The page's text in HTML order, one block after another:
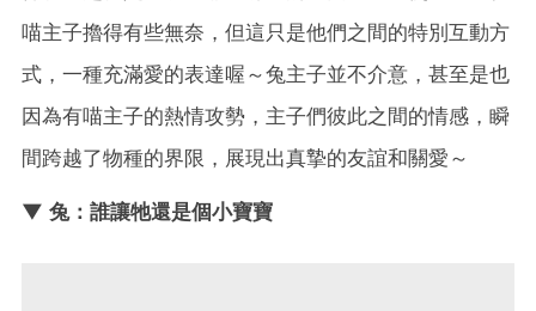
喵主子擼得有些無奈，但這只是他們之間的特別互動方
式，一種充滿愛的表達喔～兔主子並不介意，甚至是也
因為有喵主子的熱情攻勢，主子們彼此之間的情感，瞬
間跨越了物種的界限，展現出真摯的友誼和關愛～
▼ 兔：誰讓牠還是個小寶寶